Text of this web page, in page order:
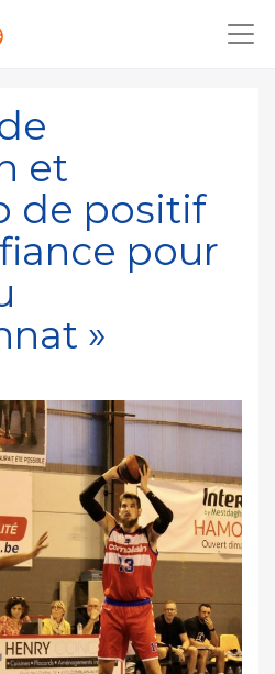
et
de positif
pour
»